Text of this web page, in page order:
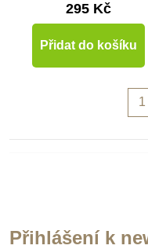
295 Kč
Přidat do košíku
1
Přihlášení k